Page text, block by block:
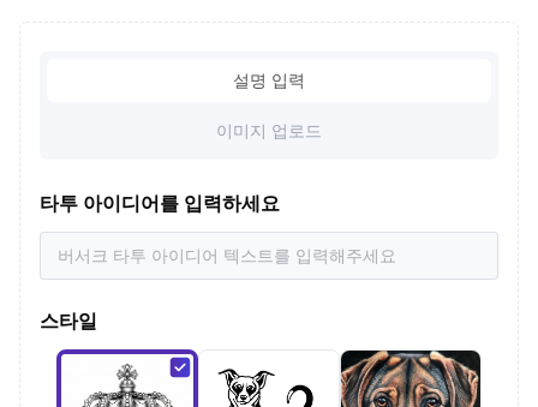
설명 입력
이미지 업로드
타투 아이디어를 입력하세요
스타일